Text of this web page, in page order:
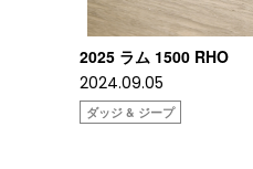
2025 ラム 1500 RHO
2024.09.05
ダッジ & ジープ